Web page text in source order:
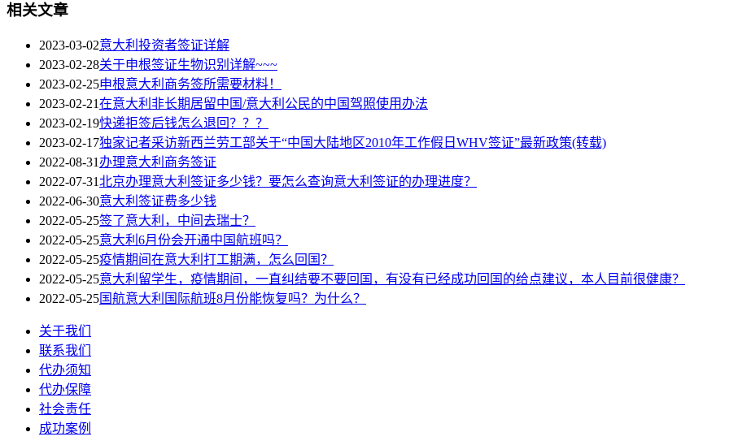
相关文章
2023-03-02意大利投资者签证详解
2023-02-28关于申根签证生物识别详解~~~
2023-02-25申根意大利商务签所需要材料！
2023-02-21在意大利非长期居留中国/意大利公民的中国驾照使用办法
2023-02-19快递拒签后钱怎么退回？？？
2023-02-17独家记者采访新西兰劳工部关于“中国大陆地区2010年工作假日WHV签证”最新政策(转载)
2022-08-31 办理意大利商务签证
2022-07-31北京办理意大利签证多少钱？要怎么查询意大利签证的办理进度？
2022-06-30意大利签证费多少钱
2022-05-25签了意大利，中间去瑞士？
2022-05-25意大利6月份会开通中国航班吗？
2022-05-25疫情期间在意大利打工期满，怎么回国？
2022-05-25意大利留学生，疫情期间，一直纠结要不要回国，有没有已经成功回国的给点建议，本人目前很健康？
2022-05-25国航意大利国际航班8月份能恢复吗？为什么？
关于我们
联系我们
代办须知
代办保障
社会责任
成功案例